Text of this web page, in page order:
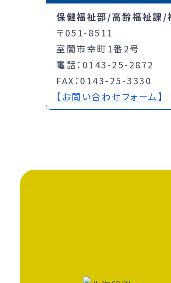
保健福祉部/高齢福祉課/
〒051-8511
室蘭市幸町1番2号
電話：0143-25-2872
FAX：0143-25-3330
【お問い合わせフォーム】